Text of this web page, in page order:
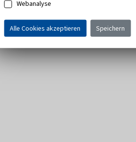
Webanalyse
Alle Cookies akzeptieren Speichern